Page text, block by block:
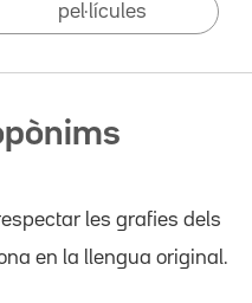
pel·lícules
les grafies dels
en la llengua original.